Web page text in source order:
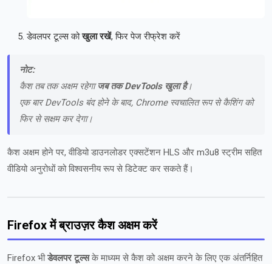
डेवलपर टूल्स कोखुला रखें, फिर पेज रीफ्रेश करें
नोट:
कैश तब तक अक्षम रहेगाजब तक DevTools खुला है।
एक बार DevTools बंद होने के बाद, Chrome स्वचालित रूप से कैशिंग को
फिर से सक्षम कर देगा।
कैश अक्षम होने पर, वीडियो डाउनलोडर एक्सटेंशन HLS और m3u8 स्ट्रीम सहित
वीडियो अनुरोधों को विश्वसनीय रूप से डिटेक्ट कर सकते हैं।
Firefox में ब्राउज़र कैश अक्षम करें
Firefox भीडेवलपर टूल्सके माध्यम से कैश को अक्षम करने के लिए एक अंतर्निहित